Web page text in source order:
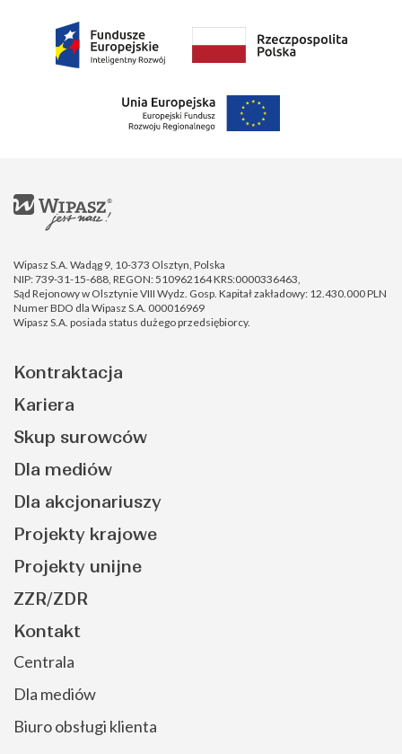
Wipasz S.A. Wadąg 9, 10-373 Olsztyn, Polska
NIP: 739-31-15-688, REGON: 510962164 KRS:0000336463,
Sąd Rejonowy w Olsztynie VIII Wydz. Gosp. Kapitał zakładowy: 12.430.000 PLN
Numer BDO dla Wipasz S.A. 000016969
Wipasz S.A. posiada status dużego przedsiębiorcy.
Kontraktacja
Kariera
Skup surowców
Dla mediów
Dla akcjonariuszy
Projekty krajowe
Projekty unijne
ZZR/ZDR
Kontakt
Centrala
Dla mediów
Biuro obsługi klienta